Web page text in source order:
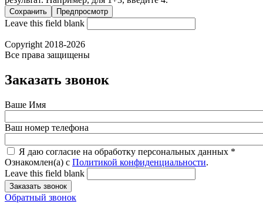
Leave this field blank
Copyright 2018-2026
Все права защищены
Заказать звонок
Ваше Имя
Ваш номер телефона
Я даю согласие на обработку персональных данных *
Ознакомлен(а) с Политикой конфиденциальности.
Leave this field blank
Обратный звонок